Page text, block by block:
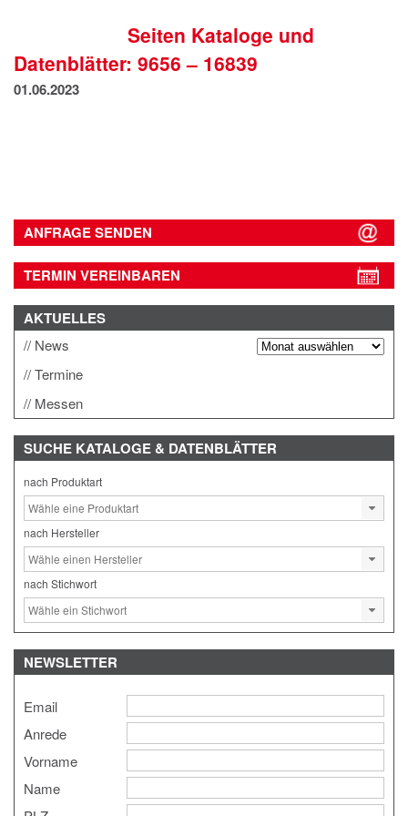
DATENSCHUTZSeiten Kataloge und
Datenblätter: 9656 – 16839
01.06.2023
ANFRAGE SENDEN
TERMIN VEREINBAREN
AKTUELLES
News
Termine
Messen
SUCHE KATALOGE & DATENBLÄTTER
nach Produktart
nach Hersteller
nach Stichwort
NEWSLETTER
Email
Anrede
Vorname
Name